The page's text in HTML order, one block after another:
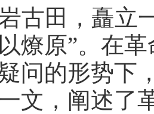
古田，矗立
燎原”。在
问的形势下
文，阐述了